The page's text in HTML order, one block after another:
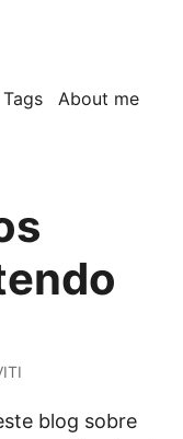
Tags About me
blog sobre